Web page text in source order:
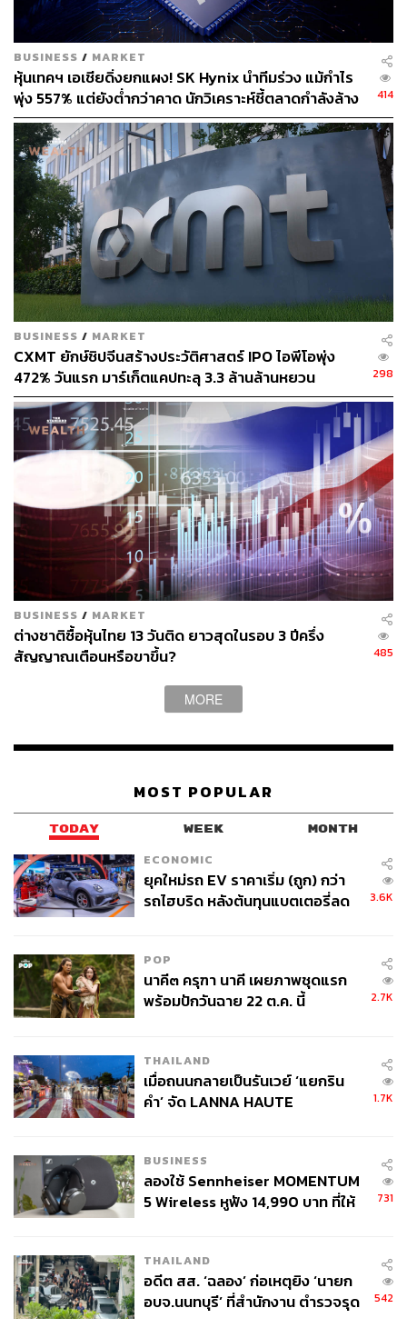
ยากลำบากในปี 2022 และอาจจะยังไม่ดีนักในปีนี้ บริษัทกำลัง
เผชิญกับการเติบโตที่ลดลง เนื่องจากธุรกิจโฆษณาชะลอตัว
และต้นทุนการดำเนินงานที่เพิ่มขึ้นจากการพัฒนาธุรกิจ
AR/VR รวมทั้งค่าใช้จ่ายสำหรับผู้สร้างคอนเทนต์ของ Reels
จะกดดันมากขึ้น
Microsoft มีแนวโน้มจะฟื้นตัวได้ตามการฟื้นตัวของธุรกิจคลา
วด์ ส่วน Netflix มีแนวโน้มที่ดีขึ้นจากการสนับสนุนของราย
ได้โฆษณา ซึ่งนักวิเคราะห์ของ Bloomberg Intelligence คาด
ว่าจะเพิ่มขึ้นกว่า 1 พันล้านดอลลาร์ เข้ามาชดเชยส่วนที่ผู้ใช้
งานปรับลดแพ็กเกจการใช้งานไปยังส่วนที่ถูกลง
สำหรับผู้ที่สนใจว่าบริษัทอื่นๆ ในลิสต์ 50 บริษัทที่ต้องจับตา
มองประจำปี 2023 มีบริษัทอะไรอีกบ้าง สามารถอ่านได้จาก
2023 Stocks to Watch: Top Picks Include EBay, Porsche
(bloomberg.com)
อ้างอิง:
2023 Stocks to Watch: Top Picks Include EBay, Pors
che (bloomberg.com)
สามารถติดตาม THE STANDARD WEALTH
ผ่านแอปพลิเคชันต่างๆ ที่คุณสะดวกหรือใช้งานอยู่แล้วได้เลย
TAGS: Denise Wong Bloomberg Intelligence
บริษัท ท่าอากาศยานไทย จำกัด (มหาชน) (AOT)
62
สกุลชัย เก่งอนันตานนท์
Content Creator สำนักข่าว THE
STANDARD WEALTH
BUSINESS / MARKET
หุ้นเทคฯ เอเชียดิ่งยกแผง! SK Hynix นำทีมร่วง แม้กำไร
พุ่ง 557% แต่ยังต่ำกว่าคาด นักวิเคราะห์ชี้ตลาดกำลังล้าง
‘ฟองสบู่’ AI
414
BUSINESS / MARKET
CXMT ยักษ์ชิปจีนสร้างประวัติศาสตร์ IPO ไอพีโอพุ่ง
472% วันแรก มาร์เก็ตแคปทะลุ 3.3 ล้านล้านหยวน
298
BUSINESS / MARKET
ต่างชาติซื้อหุ้นไทย 13 วันติด ยาวสุดในรอบ 3 ปีครึ่ง
สัญญาณเตือนหรือขาขึ้น?
485
MORE
MOST POPULAR
TODAY WEEK MONTH
ECONOMIC
ยุคใหม่รถ EV ราคาเริ่ม (ถูก) กว่า
รถไฮบริด หลังต้นทุนแบตเตอรี่ลด
3.6K
POP
นาคี๓ ครุฑา นาคี เผยภาพชุดแรก
พร้อมปักวันฉาย 22 ต.ค. นี้
2.7K
THAILAND
เมื่อถนนกลายเป็นรันเวย์ ‘แยกริน
คำ’ จัด LANNA HAUTE
1.7K
BUSINESS
ลองใช้ Sennheiser MOMENTUM
5 Wireless หูฟัง 14,990 บาท ที่ให้
731
THAILAND
อดีต สส. ‘ฉลอง’ ก่อเหตุยิง ‘นายก
อบจ.นนทบุรี’ ที่สำนักงาน ตำรวจรุด
542